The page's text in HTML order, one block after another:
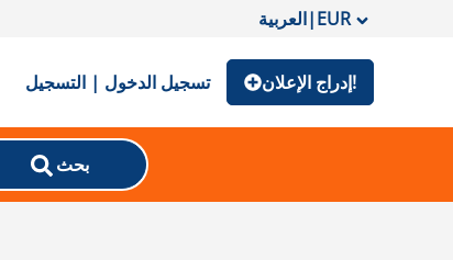
العربية|EUR
تسجيل الدخول | التسجيل إدراج الإعلان!
بحث